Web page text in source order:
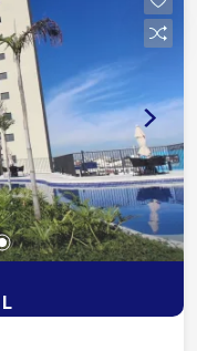
poliesportiva 2
2 salões de